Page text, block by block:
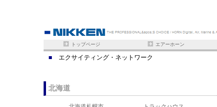
トップページ エアーホーン
■ エクサイティング・ネットワーク
北海道